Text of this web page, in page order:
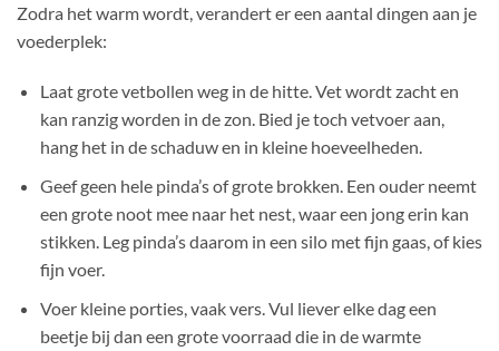
Zodra het warm wordt, verandert er een aantal dingen aan je
voederplek:
Laat grote vetbollen weg in de hitte. Vet wordt zacht en
kan ranzig worden in de zon. Bied je toch vetvoer aan,
hang het in de schaduw en in kleine hoeveelheden.
Geef geen hele pinda’s of grote brokken. Een ouder neemt
een grote noot mee naar het nest, waar een jong erin kan
stikken. Leg pinda’s daarom in een silo met fijn gaas, of kies
fijn voer.
Voer kleine porties, vaak vers. Vul liever elke dag een
beetje bij dan een grote voorraad die in de warmte